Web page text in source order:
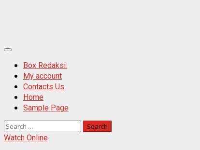
Primary
MenuBox Redaksi:
My account
Contacts Us
Home
Sample Page
Search
for:
Watch Online